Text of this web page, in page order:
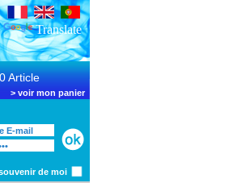
Translate
Article
> voir mon panier
de moi